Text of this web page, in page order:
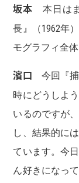
坂本 本日は
長』（1962年
モグラフィ全
濱口 今回『捕
時にどうしよ
いるのですが
し、結果的に
ています。今
ん好きになっ